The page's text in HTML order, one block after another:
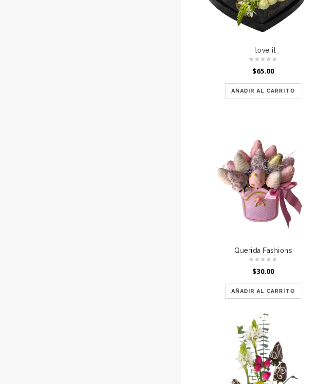
I love it
$65.00
AÑADIR AL CARRITO
Querida Fashions
$30.00
AÑADIR AL CARRITO